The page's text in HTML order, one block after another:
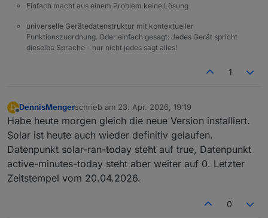
Einfach macht aus einem Problem keine Lösung
universelle Gerätedatenstruktur mit kontextueller
Funktionszuordnung. Oder einfach gesagt: Jedes Gerät spricht
dieselbe Sprache - nur nicht jedes sagt alles!
1
D
Offline
DennisMengerschrieb am 23. Apr. 2026, 19:19
zuletzt editiert von
Habe heute morgen gleich die neue Version installiert.
Solar ist heute auch wieder definitiv gelaufen.
Datenpunkt solar-ran-today steht auf true, Datenpunkt
active-minutes-today steht aber weiter auf 0. Letzter
Zeitstempel vom 20.04.2026.
0